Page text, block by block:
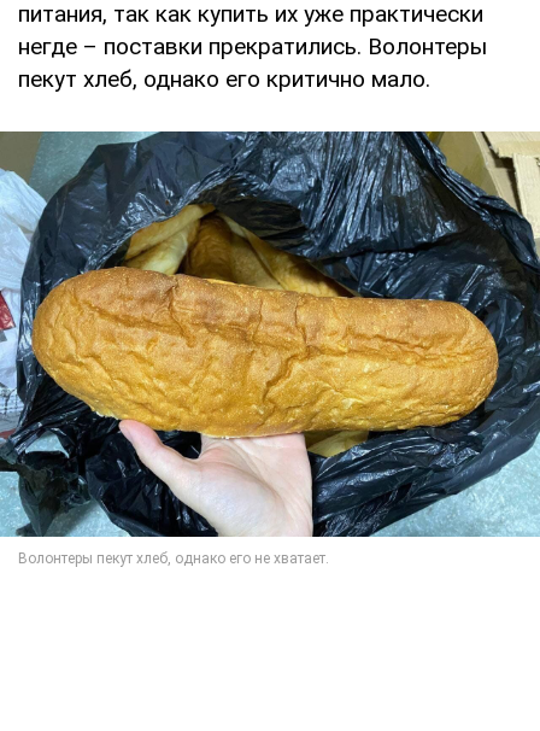
питания, так как купить их уже практически
негде – поставки прекратились. Волонтеры
пекут хлеб, однако его критично мало.